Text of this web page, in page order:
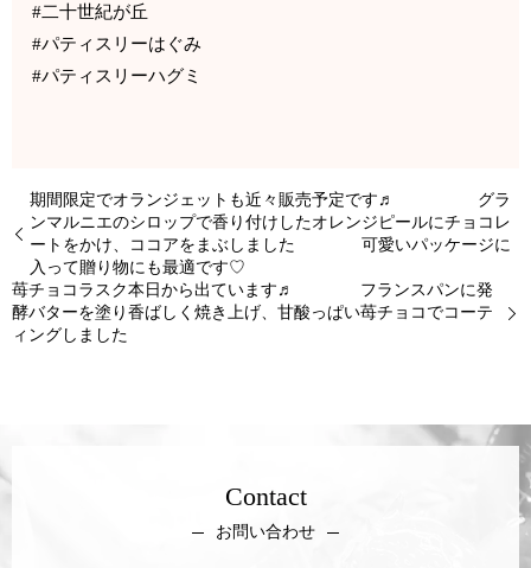
#二十世紀が丘
#パティスリーはぐみ
#パティスリーハグミ
期間限定でオランジェットも近々販売予定です♬ グラ
ンマルニエのシロップで香り付けしたオレンジピールにチョコレ
ートをかけ、ココアをまぶしました 可愛いパッケージに
入って贈り物にも最適です♡
苺チョコラスク本日から出ています♬ フランスパンに発
酵バターを塗り香ばしく焼き上げ、甘酸っぱい苺チョコでコーテ
ィングしました
Contact
お問い合わせ